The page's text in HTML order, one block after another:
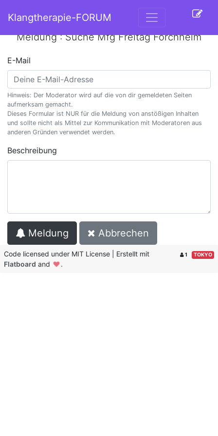
Klangtherapie-FORUM
Meldung : Suche Mfg Freitag Forchheim
E-Mail
Hinweis: Der Moderator wird auf die von dir gemeldeten Seiten
aufmerksam gemacht.
Dieses Formular ist NUR für die Meldung von anstößigen Inhalten
und sollte nicht als Mittel zur Kommunikation mit Moderatoren aus
anderen Gründen verwendet werden.
Beschreibung
Meldung Abbrechen
1 TOKYO
Code licensed under MIT License | Erstellt mit
Flatboard and .